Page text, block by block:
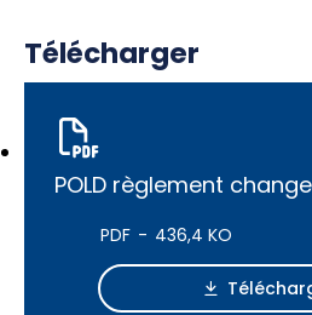
Télécharger
POLD règlement
PDF 436,4 KO